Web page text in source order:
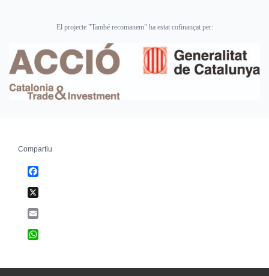
El projecte "També recomanem" ha estat cofinançat per:
Compartiu